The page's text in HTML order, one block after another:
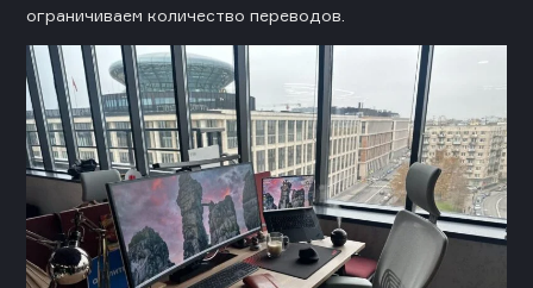
ограничиваем количество переводов.